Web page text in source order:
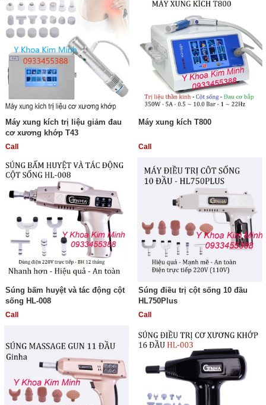
Máy xung kích trị liệu giảm đau
cơ xương khớp T43
Call
Máy xung kích T800
Call
Súng bấm huyệt và tác động cột
sống HL-008
Call
Súng điều trị cột sống 10 đầu
HL750Plus
Call